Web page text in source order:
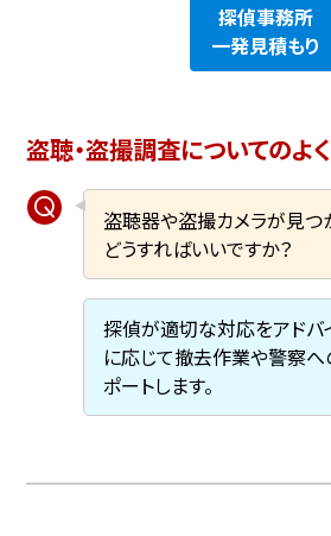
探偵事務所
一発見積もり
盗聴・盗撮調査についてのよ
盗聴器や盗撮カメラが見つ
どうすればいいですか？
探偵が適切な対応をアドバ
に応じて撤去作業や警察
ポートします。